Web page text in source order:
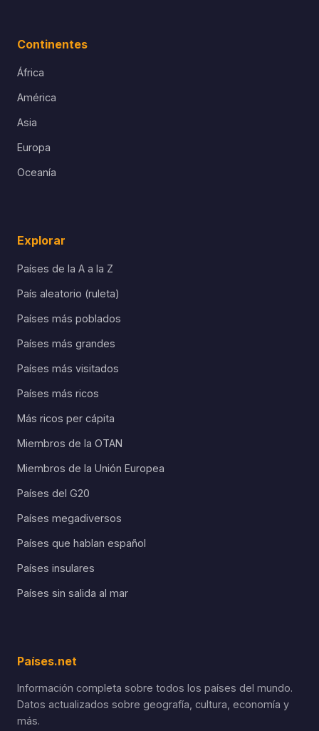
Continentes
África
América
Asia
Europa
Oceanía
Explorar
Países de la A a la Z
País aleatorio (ruleta)
Países más poblados
Países más grandes
Países más visitados
Países más ricos
Más ricos per cápita
Miembros de la OTAN
Miembros de la Unión Europea
Países del G20
Países megadiversos
Países que hablan español
Países insulares
Países sin salida al mar
Países.net
Información completa sobre todos los países del mundo.
Datos actualizados sobre geografía, cultura, economía y
más.